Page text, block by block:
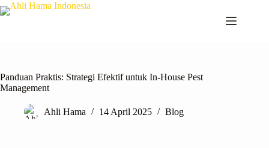
Panduan Praktis: Strategi Efektif untuk In-House Pest
Management
Ahli Hama 14 April 2025 Blog